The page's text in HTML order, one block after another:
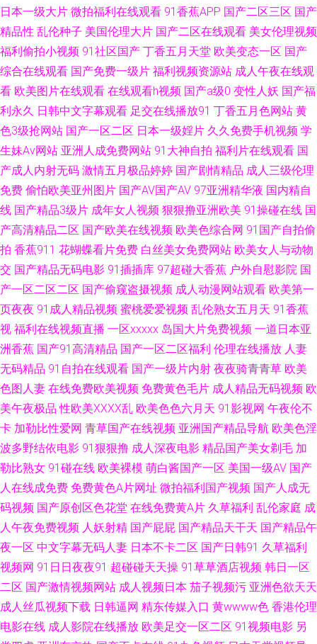
欧美日韩sss 91欧美色色 少妇精品一区二区三区 91视频在线手机播放 91免
费链接 国产综合日韩 91网站免费线上观看 男人天堂成人网 97成人资源站护
士 久久福利国产 人人插人人插AV 91后入美女蜜桃 欧美a在线 91中日视频 先
月丁香蕉 91素人在线精品国产 九色自拍网 亚洲色图欧美色图天美 俺去也导
航 久草五区 一级大片久 肏屄A∨ 三级成人网址 91深插 国内一久久 色久悠悠
亚洲 91极品尤物黑丝观看 国产亚洲天堂成人 亚洲av高清在线观看 阿V免费
91超碰在线视频 第一福利区导航 91小视频大全在线观看 久久精品视频99
91AV福利在线 俺也去毛片 久久玖玖 影音先锋AⅤ偷拍电影 不卡AV电影网站
欧美入口一二三 色色日韩av 91主播福利在线 精品欧美色综合 亚洲av伦理精
品 91人妻资源 黑人福利导航 天美mv天美 91人妻在线 福利姬www操com 日
本成人在线免费不卡 91黄色下载软件 国产在线第一页 日韩欧美1 91海角在
传媒 91导航入口 综合不卡在线 91社区导航 91在线视频国产在线 狠狠干第
一页 国产和日韩毛片 91精国产国产乱子伦 国产传媒在线91 欧美专区另类综
合日韩 91网站在线观看入口 久草网址3 新不卡的av在线播放 91一起操 男女
上床视频 影音先锋三级网络 91综合视频在线观看 欧美人SSS在线 91老司机
日本一级大片 微拍福利在线观看 91香蕉APP 国产二区三区 国产
精品性 乱伦种子 美国伦理大片 国产二区在线观看 美女伦理视频
福利偷拍小视频 91社区国产 丁香五月天堂 欧美变态一区 国产
综合在线观看 国产免费一级片 福利视频资源站 成人午夜在线观
看 欧美图片在线观看 在线观看h视频 国产a级0 变性人妖 国产福
利永久 日韩中文字幕观看 足交在线播放91 丁香五月色网站 黄
色3级抢网站 国产一区二区 日本一级婬片 久久免费手机视频 学
生妹Av网站 亚洲人成免费网站 91大神自拍 福利片在线观看 国
产成人内射无码 激情五月极品婷婷 国产剧情精品 成人三级伦理
免费 偷怕欧美亚州图片 国产AV国产AV 97亚洲精华液 国内精自
线 国产精品3级片 成年女人视频 狠狠撸亚洲欧美 91操碰在线 国
产高清精品二区 国产欧美在线视频 欧美色综合网 91国产自拍偷
拍 香蕉911 花蝴蝶看片免费 白丝美女免费网站 欧美女人与动物
交 国产精品无码电影 91插插库 97超碰大香蕉 户外自慰影院 国
产一区二区二区 国产偷窥盗摄视频 成人动漫网站观看 欧美第一
页夜夜 91成人精品视频 蜜桃爱爱视频 乱伦熟女五月天 91香蕉
视 福利在线视频直播 一区xxxxx 岛国大片免费视频 一道日本亚
洲香蕉 国产91高清精品 国产一区二区福利 伦理在线播放 人妻
无码精品 91自拍在线观看 国产一级片内射 夜夜骑青青草 欧美
色图人妻 在线免费欧美视频 免费黄色毛片 成人精品无码视频 欧
美午夜极品 性欧美ⅩⅩⅩⅩ乱 欧美色色六月天 91影视网 午夜伦不
卡 加勒比性爱网 青草国产在线视频 亚洲国产精品导航 欧美色淫
波多野结依电影 91狠狠撸 成人深夜电影 精品国产美女剃毛 加
勒比熟女 91碰在线 欧美裸模 萌白酱国产一区 美国一级AV 国产
人在线成免费 免费黄色A片网址 微拍福利国产视频 国产人成无
码视频 国产原创区色花堂 在线免费黄A片 久草福利 乱伦家庭 成
人午夜免费视频 人妖射精 国产屁屁 国产精品天干天 国产精品午
夜一区 中文字幕无码人妻 日本不卡二区 国产日韩91 久草福利
视频网 91日日夜夜91 超碰碰天天操 91草草酒店视频 韩日一区
二区 国产激情视频网站 成人视频日本 茄子视频污 亚洲色欲天天
成人丝瓜视频下载 日韩逼网 精东传媒入口 黄wwww色 香港伦理
电影在线 成人影院在线播放 欧美足交一区二区 91视频电影 另